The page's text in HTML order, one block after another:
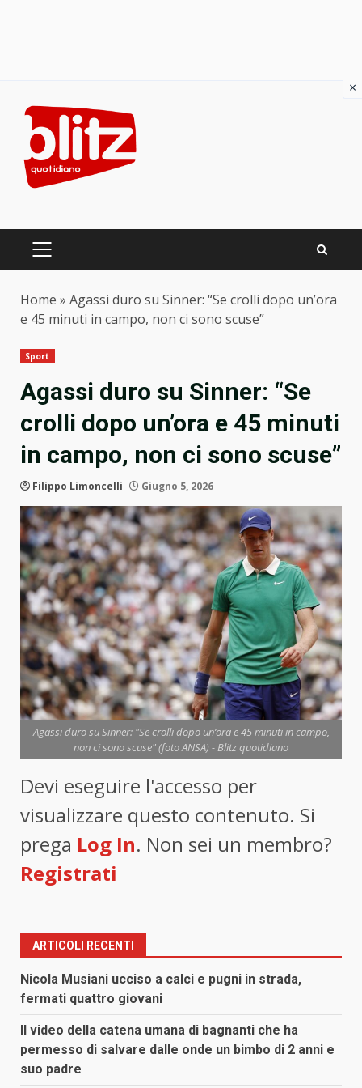
content
PRIMARY
Home » Agassi duro su Sinner: “Se crolli dopo un’ora
e 45 minuti in campo, non ci sono scuse”
Sport
Agassi duro su Sinner: “Se
crolli dopo un’ora e 45 minuti
in campo, non ci sono scuse”
Filippo Limoncelli Giugno 5, 2026
Agassi duro su Sinner: "Se crolli dopo un’ora e 45 minuti in campo,
non ci sono scuse" (foto ANSA) - Blitz quotidiano
Devi eseguire l'accesso per
visualizzare questo contenuto. Si
prega Log In. Non sei un membro?
Registrati
ARTICOLI RECENTI
Nicola Musiani ucciso a calci e pugni in strada,
fermati quattro giovani
Il video della catena umana di bagnanti che ha
permesso di salvare dalle onde un bimbo di 2 anni e
suo padre
×